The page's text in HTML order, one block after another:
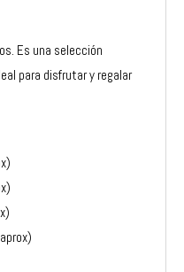
Es una selección
para disfrutar y regalar